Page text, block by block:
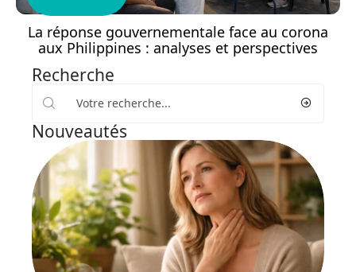
La réponse gouvernementale face au corona
aux Philippines : analyses et perspectives
Recherche
Nouveautés